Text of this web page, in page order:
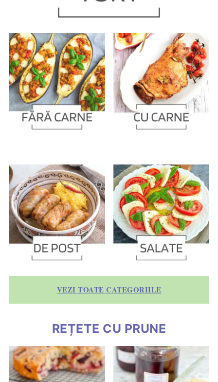
VEZI TOATE CATEGORIILE
REȚETE CU PRUNE